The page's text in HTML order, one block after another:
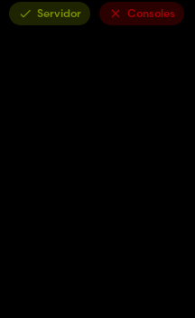
Servidor Consoles